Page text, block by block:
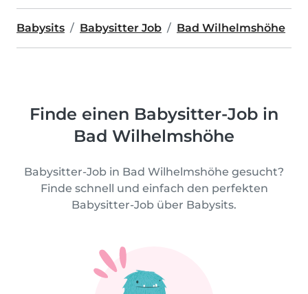
Babysits Babysitter Job Bad Wilhelmshöhe
Finde einen Babysitter-Job in
Bad Wilhelmshöhe
Babysitter-Job in Bad Wilhelmshöhe gesucht?
Finde schnell und einfach den perfekten
Babysitter-Job über Babysits.